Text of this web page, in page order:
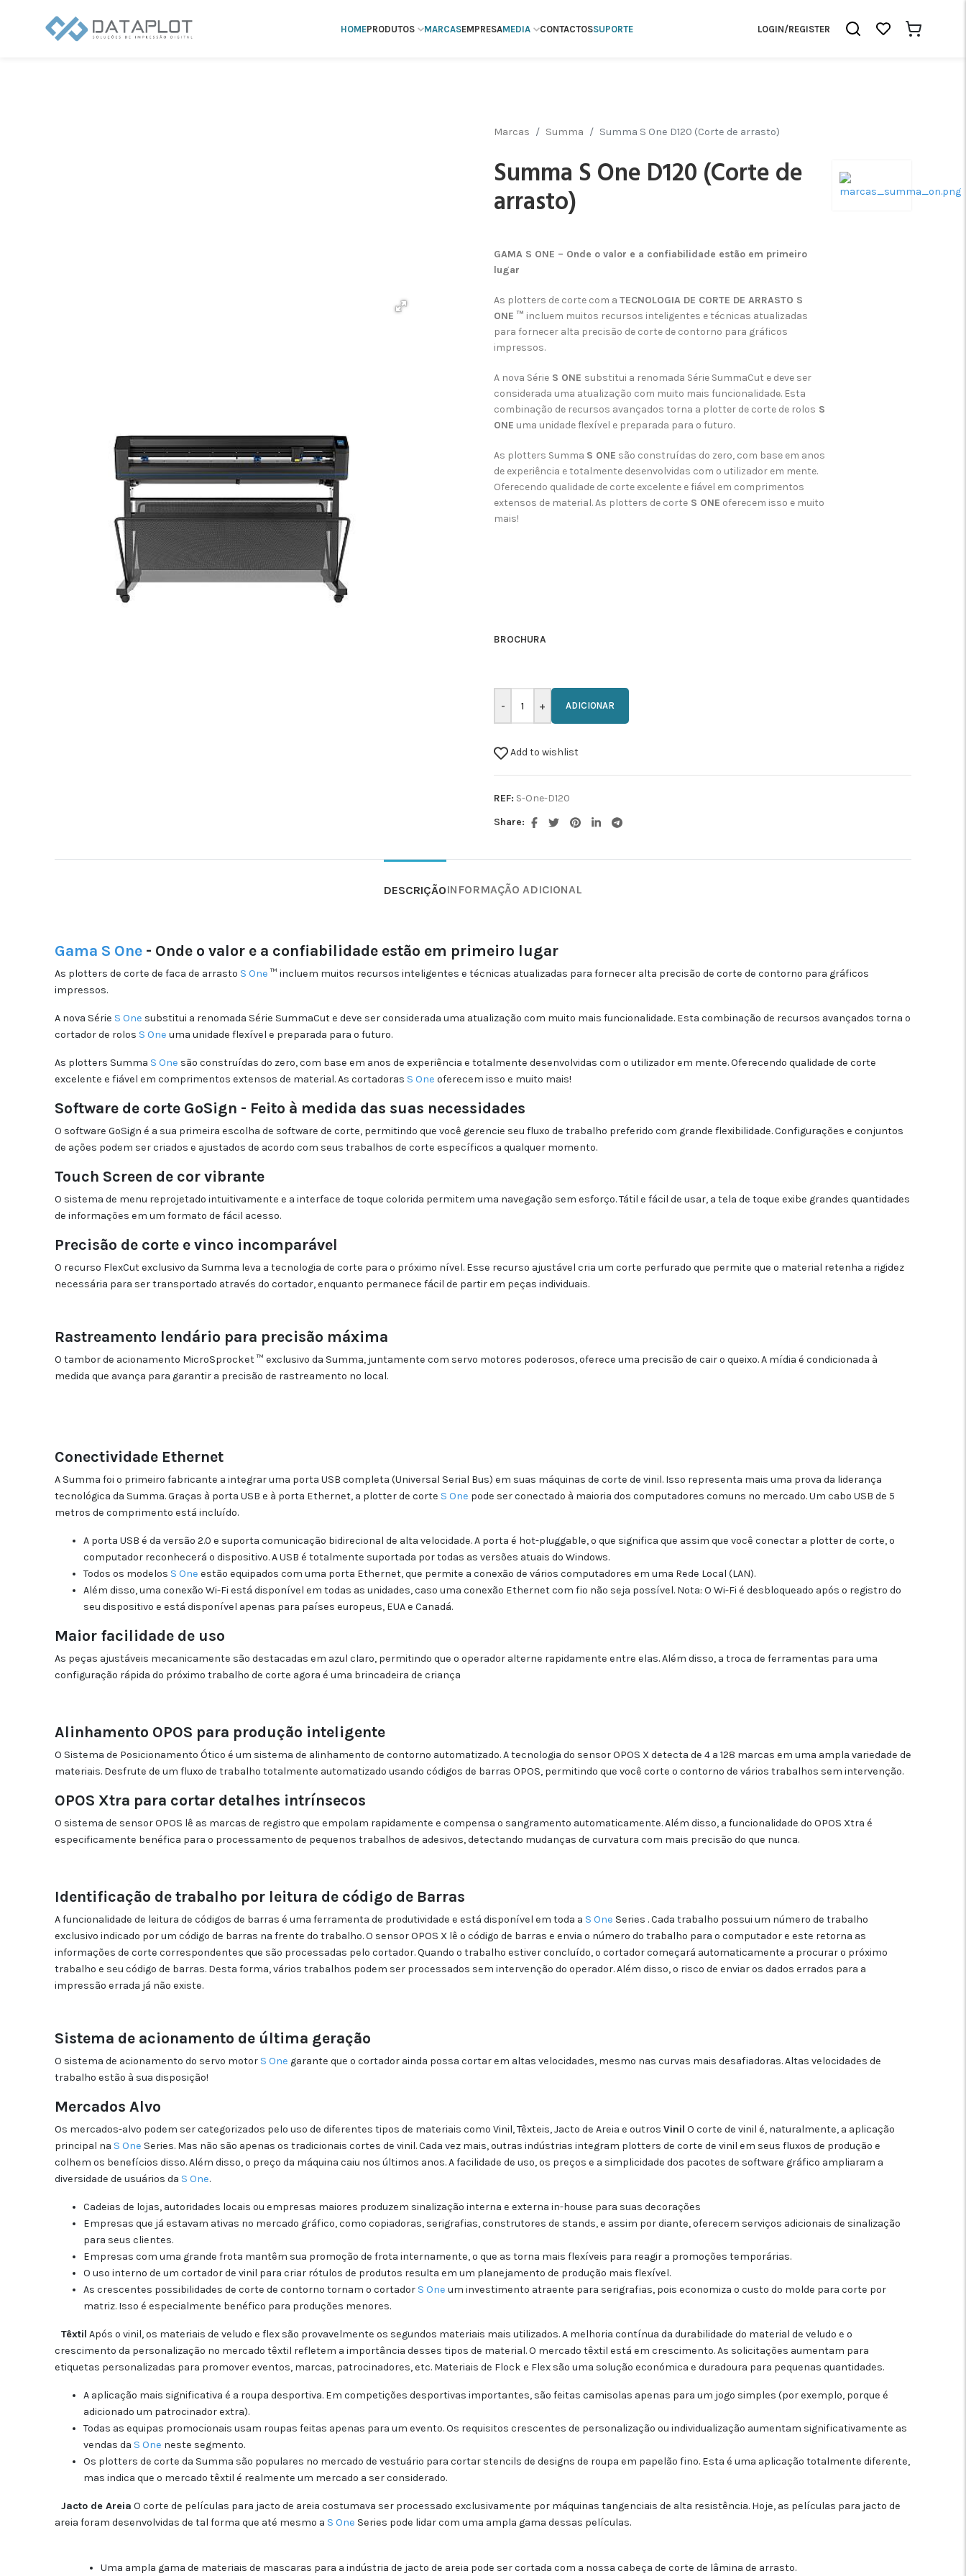
HOMEPRODUTOS MARCASEMPRESAMEDIA CONTACTOSSUPORTE LOGIN/REGISTER
Marcas Summa Summa S One D120 (Corte de arrasto)
Summa S One D120 (Corte de
arrasto)
GAMA S ONE – Onde o valor e a confiabilidade estão em primeiro
lugar
As plotters de corte com a TECNOLOGIA DE CORTE DE ARRASTO S
ONE ™ incluem muitos recursos inteligentes e técnicas atualizadas
para fornecer alta precisão de corte de contorno para gráficos
impressos.
A nova Série S ONE substitui a renomada Série SummaCut e deve ser
considerada uma atualização com muito mais funcionalidade. Esta
combinação de recursos avançados torna a plotter de corte de rolos S
ONE uma unidade flexível e preparada para o futuro.
As plotters Summa S ONE são construídas do zero, com base em anos
de experiência e totalmente desenvolvidas com o utilizador em mente.
Oferecendo qualidade de corte excelente e fiável em comprimentos
extensos de material. As plotters de corte S ONE oferecem isso e muito
mais!
BROCHURA
ADICIONAR
Add to wishlist
REF: S-One-D120
Share:
DESCRIÇÃOINFORMAÇÃO ADICIONAL
Gama S One - Onde o valor e a confiabilidade estão em primeiro lugar
As plotters de corte de faca de arrasto S One ™ incluem muitos recursos inteligentes e técnicas atualizadas para fornecer alta precisão de corte de contorno para gráficos
impressos.
A nova Série S One substitui a renomada Série SummaCut e deve ser considerada uma atualização com muito mais funcionalidade. Esta combinação de recursos avançados torna o
cortador de rolos S One uma unidade flexível e preparada para o futuro.
As plotters Summa S One são construídas do zero, com base em anos de experiência e totalmente desenvolvidas com o utilizador em mente. Oferecendo qualidade de corte
excelente e fiável em comprimentos extensos de material. As cortadoras S One oferecem isso e muito mais!
Software de corte GoSign - Feito à medida das suas necessidades
O software GoSign é a sua primeira escolha de software de corte, permitindo que você gerencie seu fluxo de trabalho preferido com grande flexibilidade. Configurações e conjuntos
de ações podem ser criados e ajustados de acordo com seus trabalhos de corte específicos a qualquer momento.
Touch Screen de cor vibrante
O sistema de menu reprojetado intuitivamente e a interface de toque colorida permitem uma navegação sem esforço. Tátil e fácil de usar, a tela de toque exibe grandes quantidades
de informações em um formato de fácil acesso.
Precisão de corte e vinco incomparável
O recurso FlexCut exclusivo da Summa leva a tecnologia de corte para o próximo nível. Esse recurso ajustável cria um corte perfurado que permite que o material retenha a rigidez
necessária para ser transportado através do cortador, enquanto permanece fácil de partir em peças individuais.
Rastreamento lendário para precisão máxima
O tambor de acionamento MicroSprocket ™ exclusivo da Summa, juntamente com servo motores poderosos, oferece uma precisão de cair o queixo. A mídia é condicionada à
medida que avança para garantir a precisão de rastreamento no local.
Conectividade Ethernet
A Summa foi o primeiro fabricante a integrar uma porta USB completa (Universal Serial Bus) em suas máquinas de corte de vinil. Isso representa mais uma prova da liderança
tecnológica da Summa. Graças à porta USB e à porta Ethernet, a plotter de corte S One pode ser conectado à maioria dos computadores comuns no mercado. Um cabo USB de 5
metros de comprimento está incluído.
A porta USB é da versão 2.0 e suporta comunicação bidirecional de alta velocidade. A porta é hot-pluggable, o que significa que assim que você conectar a plotter de corte, o
computador reconhecerá o dispositivo. A USB é totalmente suportada por todas as versões atuais do Windows.
Todos os modelos S One estão equipados com uma porta Ethernet, que permite a conexão de vários computadores em uma Rede Local (LAN).
Além disso, uma conexão Wi-Fi está disponível em todas as unidades, caso uma conexão Ethernet com fio não seja possível. Nota: O Wi-Fi é desbloqueado após o registro do
seu dispositivo e está disponível apenas para países europeus, EUA e Canadá.
Maior facilidade de uso
As peças ajustáveis mecanicamente são destacadas em azul claro, permitindo que o operador alterne rapidamente entre elas. Além disso, a troca de ferramentas para uma
configuração rápida do próximo trabalho de corte agora é uma brincadeira de criança
Alinhamento OPOS para produção inteligente
O Sistema de Posicionamento Ótico é um sistema de alinhamento de contorno automatizado. A tecnologia do sensor OPOS X detecta de 4 a 128 marcas em uma ampla variedade de
materiais. Desfrute de um fluxo de trabalho totalmente automatizado usando códigos de barras OPOS, permitindo que você corte o contorno de vários trabalhos sem intervenção.
OPOS Xtra para cortar detalhes intrínsecos
O sistema de sensor OPOS lê as marcas de registro que empolam rapidamente e compensa o sangramento automaticamente. Além disso, a funcionalidade do OPOS Xtra é
especificamente benéfica para o processamento de pequenos trabalhos de adesivos, detectando mudanças de curvatura com mais precisão do que nunca.
Identificação de trabalho por leitura de código de Barras
A funcionalidade de leitura de códigos de barras é uma ferramenta de produtividade e está disponível em toda a S One Series . Cada trabalho possui um número de trabalho
exclusivo indicado por um código de barras na frente do trabalho. O sensor OPOS X lê o código de barras e envia o número do trabalho para o computador e este retorna as
informações de corte correspondentes que são processadas pelo cortador. Quando o trabalho estiver concluído, o cortador começará automaticamente a procurar o próximo
trabalho e seu código de barras. Desta forma, vários trabalhos podem ser processados sem intervenção do operador. Além disso, o risco de enviar os dados errados para a
impressão errada já não existe.
Sistema de acionamento de última geração
O sistema de acionamento do servo motor S One garante que o cortador ainda possa cortar em altas velocidades, mesmo nas curvas mais desafiadoras. Altas velocidades de
trabalho estão à sua disposição!
Mercados Alvo
Os mercados-alvo podem ser categorizados pelo uso de diferentes tipos de materiais como Vinil, Têxteis, Jacto de Areia e outros Vinil O corte de vinil é, naturalmente, a aplicação
principal na S One Series. Mas não são apenas os tradicionais cortes de vinil. Cada vez mais, outras indústrias integram plotters de corte de vinil em seus fluxos de produção e
colhem os benefícios disso. Além disso, o preço da máquina caiu nos últimos anos. A facilidade de uso, os preços e a simplicidade dos pacotes de software gráfico ampliaram a
diversidade de usuários da S One.
Cadeias de lojas, autoridades locais ou empresas maiores produzem sinalização interna e externa in-house para suas decorações
Empresas que já estavam ativas no mercado gráfico, como copiadoras, serigrafias, construtores de stands, e assim por diante, oferecem serviços adicionais de sinalização
para seus clientes.
Empresas com uma grande frota mantêm sua promoção de frota internamente, o que as torna mais flexíveis para reagir a promoções temporárias.
O uso interno de um cortador de vinil para criar rótulos de produtos resulta em um planejamento de produção mais flexível.
As crescentes possibilidades de corte de contorno tornam o cortador S One um investimento atraente para serigrafias, pois economiza o custo do molde para corte por
matriz. Isso é especialmente benéfico para produções menores.
Têxtil Após o vinil, os materiais de veludo e flex são provavelmente os segundos materiais mais utilizados. A melhoria contínua da durabilidade do material de veludo e o
crescimento da personalização no mercado têxtil refletem a importância desses tipos de material. O mercado têxtil está em crescimento. As solicitações aumentam para
etiquetas personalizadas para promover eventos, marcas, patrocinadores, etc. Materiais de Flock e Flex são uma solução económica e duradoura para pequenas quantidades.
A aplicação mais significativa é a roupa desportiva. Em competições desportivas importantes, são feitas camisolas apenas para um jogo simples (por exemplo, porque é
adicionado um patrocinador extra).
Todas as equipas promocionais usam roupas feitas apenas para um evento. Os requisitos crescentes de personalização ou individualização aumentam significativamente as
vendas da S One neste segmento.
Os plotters de corte da Summa são populares no mercado de vestuário para cortar stencils de designs de roupa em papelão fino. Esta é uma aplicação totalmente diferente,
mas indica que o mercado têxtil é realmente um mercado a ser considerado.
Jacto de Areia O corte de películas para jacto de areia costumava ser processado exclusivamente por máquinas tangenciais de alta resistência. Hoje, as películas para jacto de
areia foram desenvolvidas de tal forma que até mesmo a S One Series pode lidar com uma ampla gama dessas películas.
Uma ampla gama de materiais de mascaras para a indústria de jacto de areia pode ser cortada com a nossa cabeça de corte de lâmina de arrasto.